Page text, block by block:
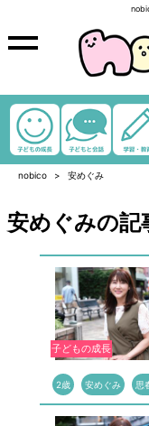
nobico 安めぐみ
安めぐみの記
子どもの成長
2歳 安めぐみ 思